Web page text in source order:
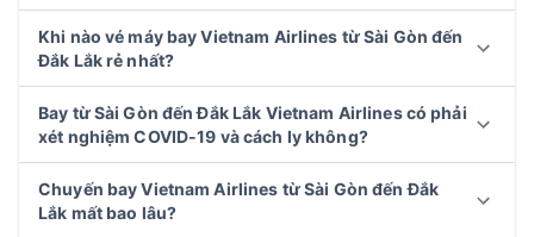
Khi nào vé máy bay Vietnam Airlines từ Sài Gòn đến
Đắk Lắk rẻ nhất?
Bay từ Sài Gòn đến Đắk Lắk Vietnam Airlines có phải
xét nghiệm COVID-19 và cách ly không?
Chuyến bay Vietnam Airlines từ Sài Gòn đến Đắk
Lắk mất bao lâu?